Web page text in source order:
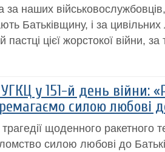
за наших військовослужбовців,
Батьківщину, і за
пастці цієї жорстокої війни,
у 151-й день війни:
силою любові
щоденного ракетного
силою любові до